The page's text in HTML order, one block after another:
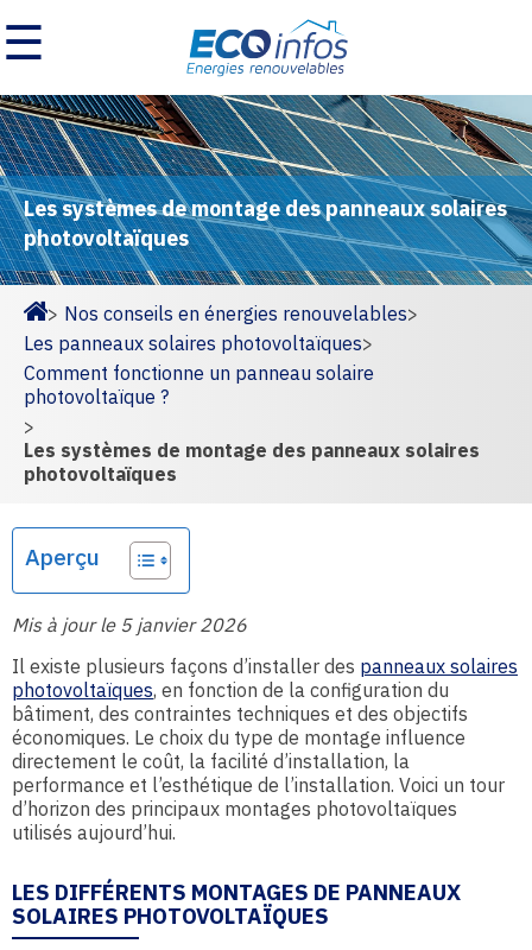
☰
Les systèmes de montage des panneaux solaires
photovoltaïques
Homepage
> Nos conseils en énergies renouvelables>
Les panneaux solaires photovoltaïques>
Comment fonctionne un panneau solaire
photovoltaïque ?
>
Les systèmes de montage des panneaux solaires
photovoltaïques
Aperçu
Mis à jour le 5 janvier 2026
Il existe plusieurs façons d’installer des panneaux solaires
photovoltaïques, en fonction de la configuration du
bâtiment, des contraintes techniques et des objectifs
économiques. Le choix du type de montage influence
directement le coût, la facilité d’installation, la
performance et l’esthétique de l’installation. Voici un tour
d’horizon des principaux montages photovoltaïques
utilisés aujourd’hui.
LES DIFFÉRENTS MONTAGES DE PANNEAUX
SOLAIRES PHOTOVOLTAÏQUES